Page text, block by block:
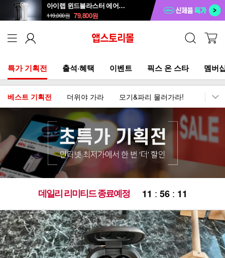
아이랩 윈드블라스터 에어건+청소기 iLAB-WBT
119,000원 79,800원
특가 기획전 출석·혜택 이벤트 픽스 온 스타 멤버
베스트 기획전 더위야 가라 모기&파리 물러가라! 이어폰
데일리 리미티드 종료예정 11 : 56: 09